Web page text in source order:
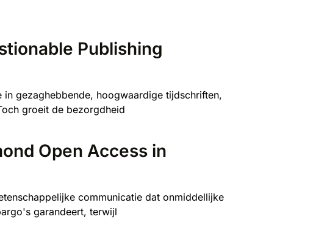
Publishing
gezaghebbende, hoogwaardige tijdschriften,
groeit de bezorgdheid
Open Access in
communicatie dat onmiddellijke
garandeert, terwijl